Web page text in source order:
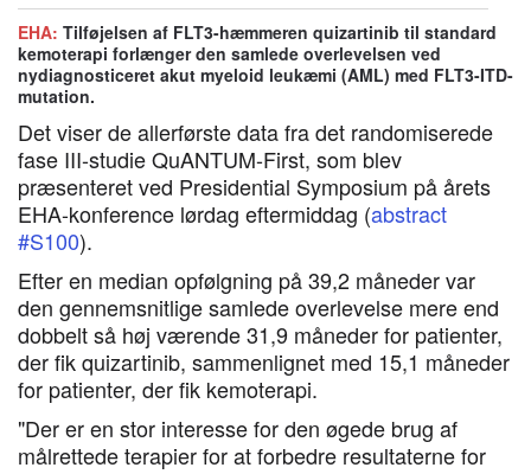
EHA: Tilføjelsen af FLT3-hæmmeren quizartinib til standard
kemoterapi forlænger den samlede overlevelsen ved
nydiagnosticeret akut myeloid leukæmi (AML) med FLT3-ITD-
mutation.
Det viser de allerførste data fra det randomiserede
fase III-studie QuANTUM-First, som blev
præsenteret ved Presidential Symposium på årets
EHA-konference lørdag eftermiddag (abstract
#S100).
Efter en median opfølgning på 39,2 måneder var
den gennemsnitlige samlede overlevelse mere end
dobbelt så høj værende 31,9 måneder for patienter,
der fik quizartinib, sammenlignet med 15,1 måneder
for patienter, der fik kemoterapi.
"Der er en stor interesse for den øgede brug af
målrettede terapier for at forbedre resultaterne for